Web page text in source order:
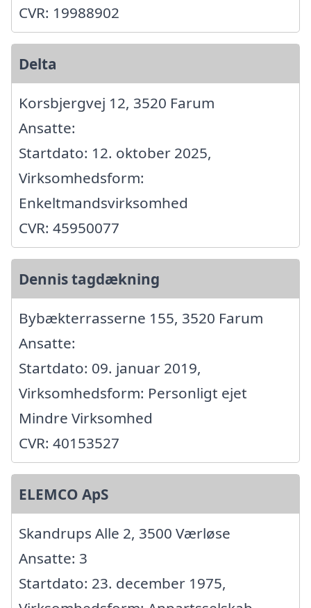
CVR: 19988902
Delta
Korsbjergvej 12, 3520 Farum
Ansatte:
Startdato: 12. oktober 2025,
Virksomhedsform:
Enkeltmandsvirksomhed
CVR: 45950077
Dennis tagdækning
Bybækterrasserne 155, 3520 Farum
Ansatte:
Startdato: 09. januar 2019,
Virksomhedsform: Personligt ejet
Mindre Virksomhed
CVR: 40153527
ELEMCO ApS
Skandrups Alle 2, 3500 Værløse
Ansatte: 3
Startdato: 23. december 1975,